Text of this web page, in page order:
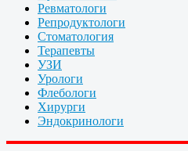
Ревматологи
Репродуктологи
Стоматология
Терапевты
УЗИ
Урологи
Флебологи
Хирурги
Эндокринологи